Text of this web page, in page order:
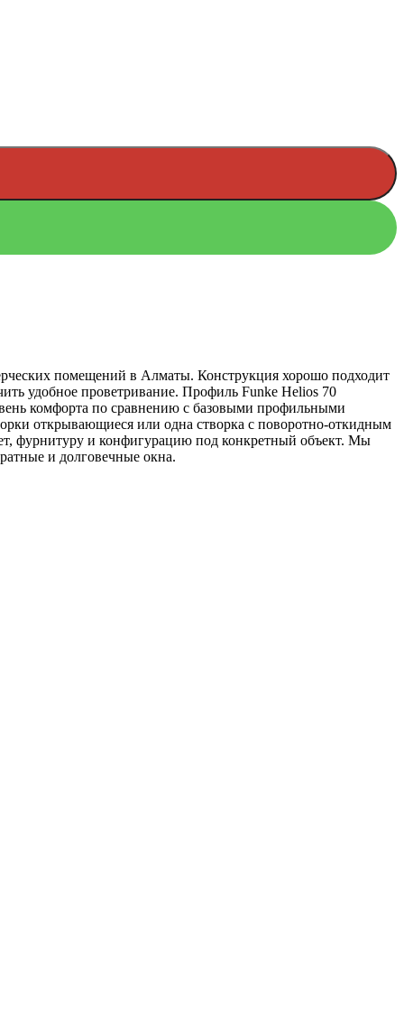
помещений в Алматы. Конструкция хорошо подходит
удобное проветривание. Профиль Funke Helios 70
комфорта по сравнению с базовыми профильными
открывающиеся или одна створка с поворотно-откидным
фурнитуру и конфигурацию под конкретный объект. Мы
и долговечные окна.